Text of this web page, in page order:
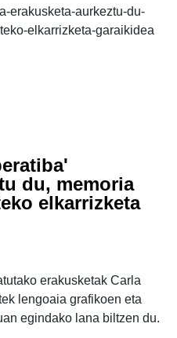
du, memoria
elkarrizketa
erakusketak Carla
lengoaia grafikoen eta
egindako lana biltzen du.